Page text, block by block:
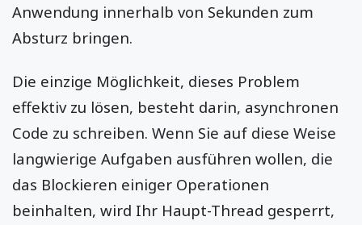
Anwendung innerhalb von Sekunden zum
Absturz bringen.
Die einzige Möglichkeit, dieses Problem
effektiv zu lösen, besteht darin, asynchronen
Code zu schreiben. Wenn Sie auf diese Weise
langwierige Aufgaben ausführen wollen, die
das Blockieren einiger Operationen
beinhalten, wird Ihr Haupt-Thread gesperrt,